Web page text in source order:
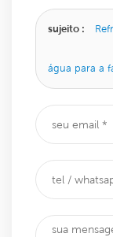
sujeito :
água para a